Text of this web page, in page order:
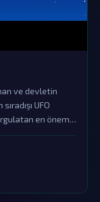
ve devletin
UFO
en önemli